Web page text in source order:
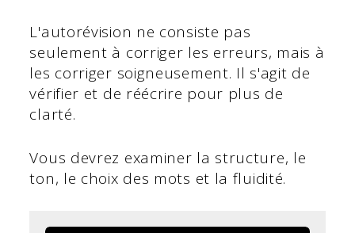
L'autorévision ne consiste pas
seulement à corriger les erreurs, mais à
les corriger soigneusement. Il s'agit de
vérifier et de réécrire pour plus de
clarté.
Vous devrez examiner la structure, le
ton, le choix des mots et la fluidité.